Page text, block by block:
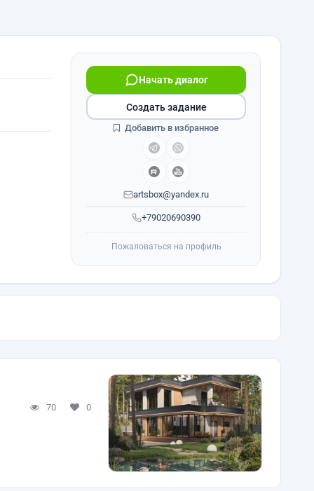
+79020690390
Начать диалог
artsbox@yandex.ru
Создать задание
Добавить в избранное
Пожаловаться на профиль
70 0